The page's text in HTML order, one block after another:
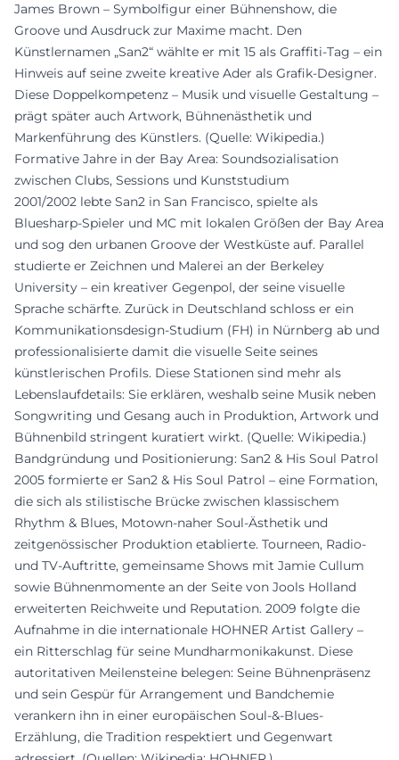
James Brown – Symbolfigur einer Bühnenshow, die
Groove und Ausdruck zur Maxime macht. Den
Künstlernamen „San2“ wählte er mit 15 als Graffiti-Tag – ein
Hinweis auf seine zweite kreative Ader als Grafik-Designer.
Diese Doppelkompetenz – Musik und visuelle Gestaltung –
prägt später auch Artwork, Bühnenästhetik und
Markenführung des Künstlers. (Quelle: Wikipedia.)
Formative Jahre in der Bay Area: Soundsozialisation
zwischen Clubs, Sessions und Kunststudium
2001/2002 lebte San2 in San Francisco, spielte als
Bluesharp-Spieler und MC mit lokalen Größen der Bay Area
und sog den urbanen Groove der Westküste auf. Parallel
studierte er Zeichnen und Malerei an der Berkeley
University – ein kreativer Gegenpol, der seine visuelle
Sprache schärfte. Zurück in Deutschland schloss er ein
Kommunikationsdesign-Studium (FH) in Nürnberg ab und
professionalisierte damit die visuelle Seite seines
künstlerischen Profils. Diese Stationen sind mehr als
Lebenslaufdetails: Sie erklären, weshalb seine Musik neben
Songwriting und Gesang auch in Produktion, Artwork und
Bühnenbild stringent kuratiert wirkt. (Quelle: Wikipedia.)
Bandgründung und Positionierung: San2 & His Soul Patrol
2005 formierte er San2 & His Soul Patrol – eine Formation,
die sich als stilistische Brücke zwischen klassischem
Rhythm & Blues, Motown-naher Soul-Ästhetik und
zeitgenössischer Produktion etablierte. Tourneen, Radio-
und TV-Auftritte, gemeinsame Shows mit Jamie Cullum
sowie Bühnenmomente an der Seite von Jools Holland
erweiterten Reichweite und Reputation. 2009 folgte die
Aufnahme in die internationale HOHNER Artist Gallery –
ein Ritterschlag für seine Mundharmonikakunst. Diese
autoritativen Meilensteine belegen: Seine Bühnenpräsenz
und sein Gespür für Arrangement und Bandchemie
verankern ihn in einer europäischen Soul-&-Blues-
Erzählung, die Tradition respektiert und Gegenwart